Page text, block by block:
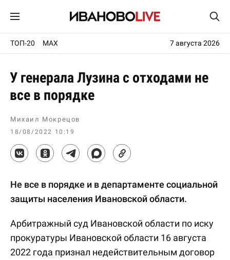
ТОП-20 MAX 7 августа 2026
У генерала Лузина с отходами не
все в порядке
Михаил Мокрецов
18/08/2022 10:19
Не все в порядке и в департаменте социальной
защиты населения Ивановской области.
Арбитражный суд Ивановской области по иску
прокуратуры Ивановской области 16 августа
2022 года признал недействительным договор